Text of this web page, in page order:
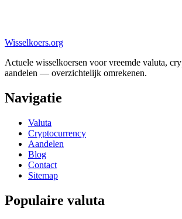
Wisselkoers.org
Actuele wisselkoersen voor vreemde valuta,
aandelen — overzichtelijk omrekenen.
Navigatie
Valuta
Cryptocurrency
Aandelen
Blog
Contact
Sitemap
Populaire valuta